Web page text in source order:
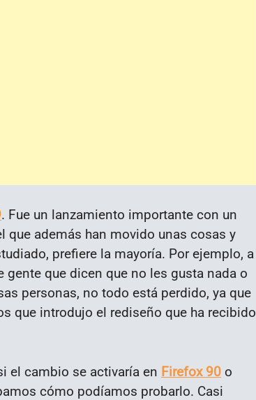
. Fue un lanzamiento importante con un
que además han movido unas cosas y
prefiere la mayoría. Por ejemplo, a
que dicen que no les gusta nada o
personas, no todo está perdido, ya que
que introdujo el rediseño que ha recibido
el cambio se activaría en Firefox 90 o
cómo podíamos probarlo. Casi